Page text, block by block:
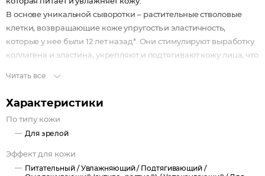
В основе уникальной сыворотки – растительные стволовые
клетки, возвращающие коже упругость и эластичность,
которые у нее были 12 лет назад*. Они стимулируют выработку
коллагена и эластина, укрепляют и подтягивают кожу лица, что
Эффективность доказана компанией Provital, Испания
Читать все
Характеристики
По типу кожи
Для зрелой
Эффект для кожи
Питательный /Увлажняющий / Подтягивающий /